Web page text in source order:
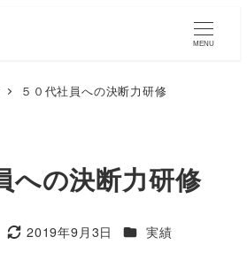
MENU
５０代社員への決断力研修
への決断力研修
2019年9月3日 実績